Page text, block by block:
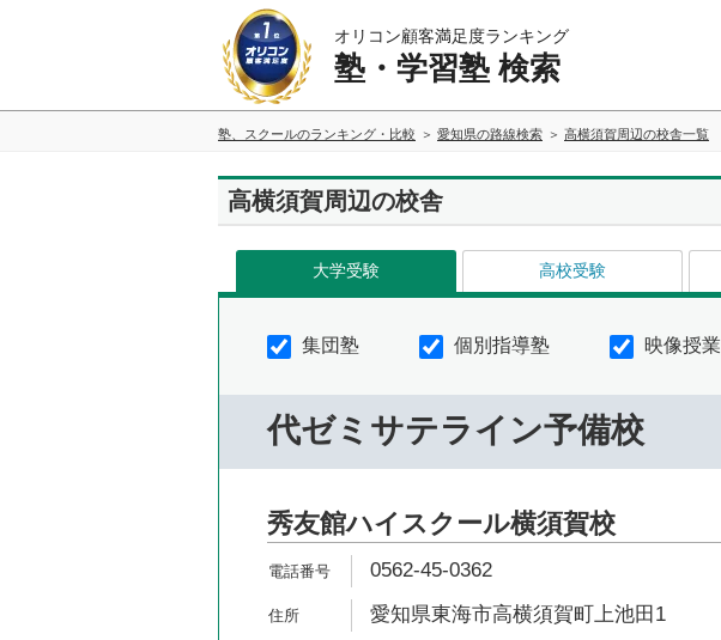
オリコン顧客満足度ランキング
塾・学習塾 検索
塾、スクールのランキング・比較 愛知県の路線検索 高横須賀周辺の校舎一覧
高横須賀周辺の校舎
大学受験 高校受験
集団塾 個別指導塾 映像授業
代ゼミサテライン予備校
秀友館ハイスクール横須賀校
0562-45-0362
愛知県東海市高横須賀町上池田1